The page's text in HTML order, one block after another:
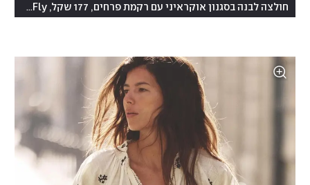
חולצה לבנה בסגנון אוקראיני עם רקמת פרחים, 177 שקל, MomsCanFly באטסי